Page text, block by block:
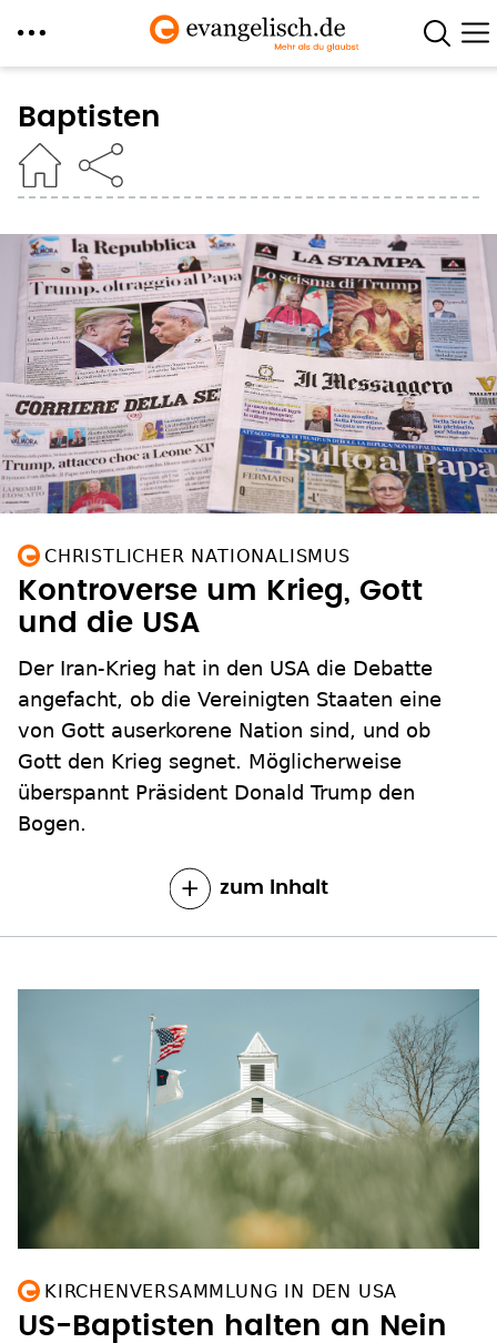
zum
Inhalt
Baptisten
CHRISTLICHER NATIONALISMUS
Kontroverse um Krieg, Gott
und die USA
Der Iran-Krieg hat in den USA die Debatte
angefacht, ob die Vereinigten Staaten eine
von Gott auserkorene Nation sind, und ob
Gott den Krieg segnet. Möglicherweise
überspannt Präsident Donald Trump den
Bogen.
zum Inhalt
KIRCHENVERSAMMLUNG IN DEN USA
US-Baptisten halten an Nein